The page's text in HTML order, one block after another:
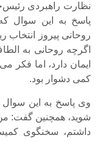
نظارت راهبردی
پاسخ به این سوال
روحانی پیروز
اگرچه روحانی به
ایمان دارد، اما
کمی دشوار بود.
وی پاسخ به این
شوید، همچنین گفت:
داشتم، سخنگوی